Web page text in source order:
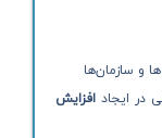
و سازمان‌ها
در ایجاد افزایش